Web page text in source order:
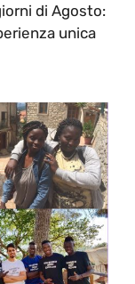
di Agosto:
unica